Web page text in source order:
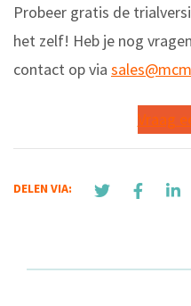
Probeer gratis de
het zelf! Heb je nog
contact op via
Vraag
DELEN VIA: